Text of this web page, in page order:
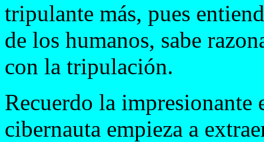
tripulante más, pues
de los humanos, sabe
con la tripulación.
Recuerdo la impresionante
cibernauta empieza a